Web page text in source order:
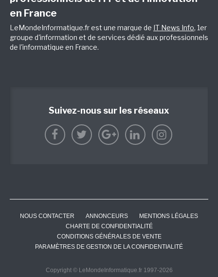
en France
LeMondeInformatique.fr est une marque de IT News Info, 1er
groupe d'information et de services dédié aux professionnels
de l'informatique en France.
Suivez-nous sur les réseaux
NOUS CONTACTER ANNONCEURS
MENTIONS LÉGALES
CHARTE DE CONFIDENTIALITÉ
CONDITIONS GÉNÉRALES DE VENTE
PARAMÈTRES DE GESTION DE LA CONFIDENTIALITÉ
Copyright © LeMondeInformatique.fr 1997-2026